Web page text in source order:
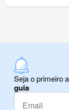
Seja o primeiro
guia